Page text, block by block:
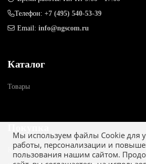
Мы используем файлы Cookie для
работы, персонализации и
пользования нашим сайтом.
Телефон: +7 (495) 540-53-39
Email: info@ngscom.ru
Каталог
Товары
Как купить